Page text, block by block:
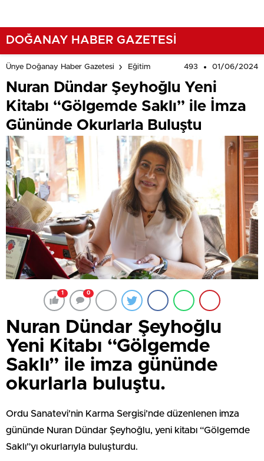
DOĞANAY HABER GAZETESİ
Ünye Doğanay Haber Gazetesi Eğitim 493 01/06/2024
Nuran Dündar Şeyhoğlu Yeni
Kitabı “Gölgemde Saklı” ile İmza
Gününde Okurlarla Buluştu
1 0
Nuran Dündar Şeyhoğlu
Yeni Kitabı “Gölgemde
Saklı” ile imza gününde
okurlarla buluştu.
Ordu Sanatevi’nin Karma Sergisi’nde düzenlenen imza
gününde Nuran Dündar Şeyhoğlu, yeni kitabı “Gölgemde
Saklı”yı okurlarıyla buluşturdu.